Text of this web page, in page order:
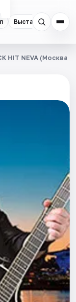
Выставки
HIT NEVA (Москва